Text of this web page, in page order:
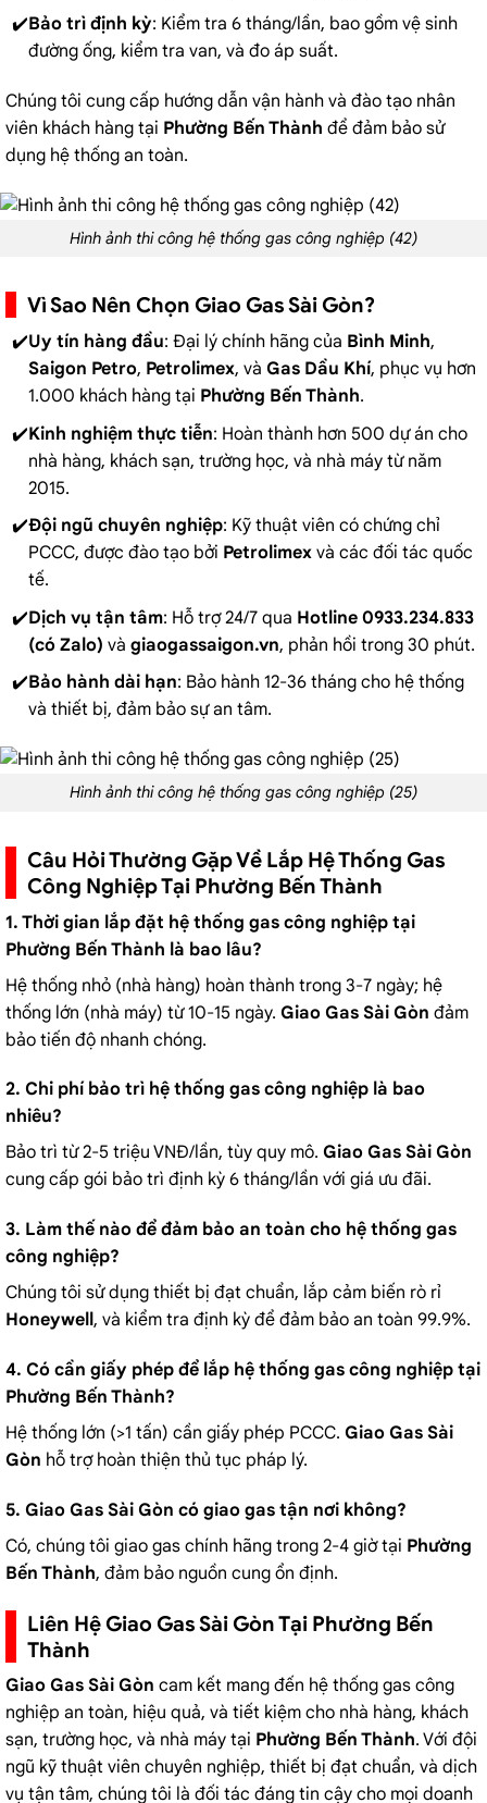
Bảo trì định kỳ: Kiểm tra 6 tháng/lần, bao gồm vệ sinh
đường ống, kiểm tra van, và đo áp suất.
Chúng tôi cung cấp hướng dẫn vận hành và đào tạo nhân
viên khách hàng tại Phường Bến Thành để đảm bảo sử
dụng hệ thống an toàn.
Hình ảnh thi công hệ thống gas công nghiệp (42)
Vì Sao Nên Chọn Giao Gas Sài Gòn?
Uy tín hàng đầu: Đại lý chính hãng của Bình Minh,
Saigon Petro, Petrolimex, và Gas Dầu Khí, phục vụ hơn
1.000 khách hàng tại Phường Bến Thành.
Kinh nghiệm thực tiễn: Hoàn thành hơn 500 dự án cho
nhà hàng, khách sạn, trường học, và nhà máy từ năm
2015.
Đội ngũ chuyên nghiệp: Kỹ thuật viên có chứng chỉ
PCCC, được đào tạo bởi Petrolimexvà các đối tác quốc
tế.
Dịch vụ tận tâm: Hỗ trợ 24/7 qua Hotline 0933.234.833
(có Zalo) và giaogassaigon.vn, phản hồi trong 30 phút.
Bảo hành dài hạn: Bảo hành 12-36 tháng cho hệ thống
và thiết bị, đảm bảo sự an tâm.
Hình ảnh thi công hệ thống gas công nghiệp (25)
Câu Hỏi Thường Gặp Về Lắp Hệ Thống Gas
Công Nghiệp Tại Phường Bến Thành
1. Thời gian lắp đặt hệ thống gas công nghiệp tại
Phường Bến Thành là bao lâu?
Hệ thống nhỏ (nhà hàng) hoàn thành trong 3-7 ngày; hệ
thống lớn (nhà máy) từ 10-15 ngày. Giao Gas Sài Gòn đảm
bảo tiến độ nhanh chóng.
2. Chi phí bảo trì hệ thống gas công nghiệp là bao
nhiêu?
Bảo trì từ 2-5 triệu VNĐ/lần, tùy quy mô. Giao Gas Sài Gòn
cung cấp gói bảo trì định kỳ 6 tháng/lần với giá ưu đãi.
3. Làm thế nào để đảm bảo an toàn cho hệ thống gas
công nghiệp?
Chúng tôi sử dụng thiết bị đạt chuẩn, lắp cảm biến rò rỉ
Honeywell, và kiểm tra định kỳ để đảm bảo an toàn 99.9%.
4. Có cần giấy phép để lắp hệ thống gas công nghiệp tại
Phường Bến Thành?
Hệ thống lớn (>1 tấn) cần giấy phép PCCC. Giao Gas Sài
Gòn hỗ trợ hoàn thiện thủ tục pháp lý.
5. Giao Gas Sài Gòn có giao gas tận nơi không?
Có, chúng tôi giao gas chính hãng trong 2-4 giờ tại Phường
Bến Thành, đảm bảo nguồn cung ổn định.
Liên Hệ Giao Gas Sài Gòn Tại Phường Bến
Thành
Giao Gas Sài Gòn cam kết mang đến hệ thống gas công
nghiệp an toàn, hiệu quả, và tiết kiệm cho nhà hàng, khách
sạn, trường học, và nhà máy tại Phường Bến Thành. Với đội
ngũ kỹ thuật viên chuyên nghiệp, thiết bị đạt chuẩn, và dịch
vụ tận tâm, chúng tôi là đối tác đáng tin cậy cho mọi doanh